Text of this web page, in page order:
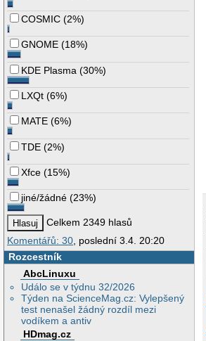
COSMIC (2%)
GNOME (18%)
KDE Plasma (30%)
LXQt (6%)
MATE (6%)
TDE (2%)
Xfce (15%)
jiné/žádné (23%)
Celkem 2349 hlasů
Komentářů: 30 , poslední 3.4. 20:20
Rozcestník
AbcLinuxu
Událo se v týdnu 32/2026
Týden na ScienceMag.cz: Vylepšený
test nenašel žádný rozdíl mezi
vodíkem a antiv
HDmag.cz